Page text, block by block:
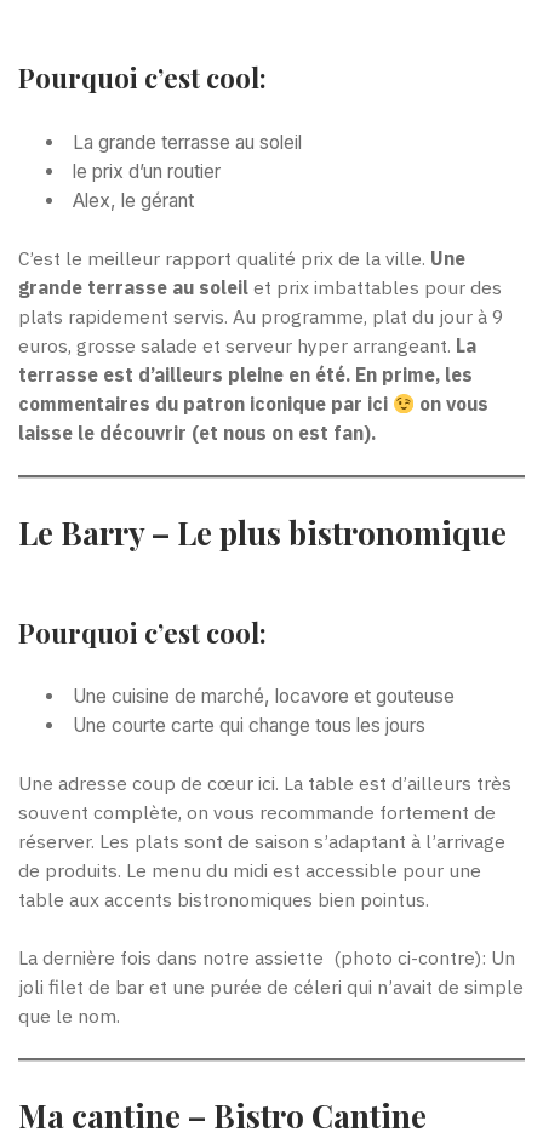
Pourquoi c’est cool:
La grande terrasse au soleil
le prix d’un routier
Alex, le gérant
C’est le meilleur rapport qualité prix de la ville. Une
grande terrasse au soleil et prix imbattables pour des
plats rapidement servis. Au programme, plat du jour à 9
euros, grosse salade et serveur hyper arrangeant. La
terrasse est d’ailleurs pleine en été. En prime, les
commentaires du patron iconique par ici
on vous
laisse le découvrir (et nous on est fan).
Le Barry – Le plus bistronomique
Pourquoi c’est cool:
Une cuisine de marché, locavore et gouteuse
Une courte carte qui change tous les jours
Une adresse coup de cœur ici. La table est d’ailleurs très
souvent complète, on vous recommande fortement de
réserver. Les plats sont de saison s’adaptant à l’arrivage
de produits. Le menu du midi est accessible pour une
table aux accents bistronomiques bien pointus.
La dernière fois dans notre assiette (photo ci-contre): Un
joli filet de bar et une purée de céleri qui n’avait de simple
que le nom.
Ma cantine – Bistro Cantine